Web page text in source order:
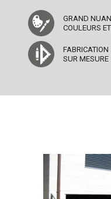
GRAND
COULEURS
FABRICATION
SUR MESURE